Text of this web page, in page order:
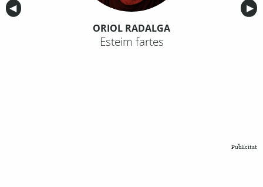
Anterior
◀︎ ▶︎
ORIOL RADALGA
Esteim fartes
Publicitat